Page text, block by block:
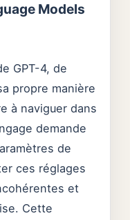
Models
GPT-4, de
propre manière
à naviguer dans
demande
de
ces réglages
et
Cette